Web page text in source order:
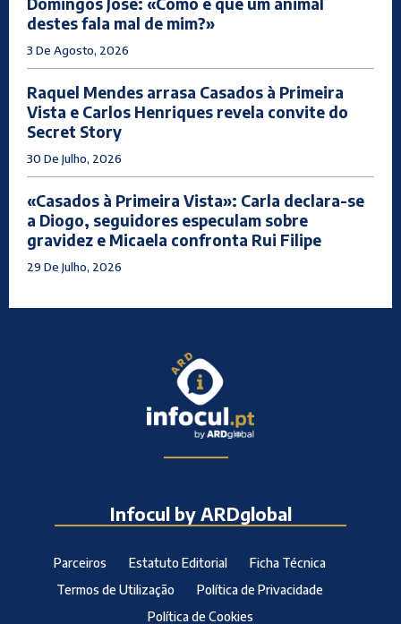
Domingos José: «Como é que um animal
destes fala mal de mim?»
3 De Agosto, 2026
Raquel Mendes arrasa Casados à Primeira
Vista e Carlos Henriques revela convite do
Secret Story
30 De Julho, 2026
«Casados à Primeira Vista»: Carla declara-se
a Diogo, seguidores especulam sobre
gravidez e Micaela confronta Rui Filipe
29 De Julho, 2026
Infocul by ARDglobal
Parceiros Estatuto Editorial
Ficha Técnica
Termos de Utilização
Política de Privacidade
Política de Cookies